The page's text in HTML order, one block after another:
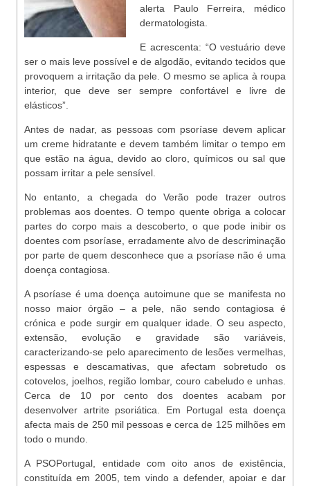
alerta Paulo Ferreira, médico
dermatologista.
E acrescenta: “O vestuário deve
ser o mais leve possível e de algodão, evitando tecidos que
provoquem a irritação da pele. O mesmo se aplica à roupa
interior, que deve ser sempre confortável e livre de
elásticos”.
Antes de nadar, as pessoas com psoríase devem aplicar
um creme hidratante e devem também limitar o tempo em
que estão na água, devido ao cloro, químicos ou sal que
possam irritar a pele sensível.
No entanto, a chegada do Verão pode trazer outros
problemas aos doentes. O tempo quente obriga a colocar
partes do corpo mais a descoberto, o que pode inibir os
doentes com psoríase, erradamente alvo de descriminação
por parte de quem desconhece que a psoríase não é uma
doença contagiosa.
A psoríase é uma doença autoimune que se manifesta no
nosso maior órgão – a pele, não sendo contagiosa é
crónica e pode surgir em qualquer idade. O seu aspecto,
extensão, evolução e gravidade são variáveis,
caracterizando-se pelo aparecimento de lesões vermelhas,
espessas e descamativas, que afectam sobretudo os
cotovelos, joelhos, região lombar, couro cabeludo e unhas.
Cerca de 10 por cento dos doentes acabam por
desenvolver artrite psoriática. Em Portugal esta doença
afecta mais de 250 mil pessoas e cerca de 125 milhões em
todo o mundo.
A PSOPortugal, entidade com oito anos de existência,
constituída em 2005, tem vindo a defender, apoiar e dar